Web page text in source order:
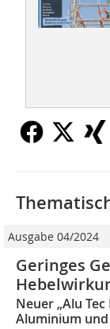
Ausgabe 04/2024
Geringes
Neuer „Alu
Aluminium